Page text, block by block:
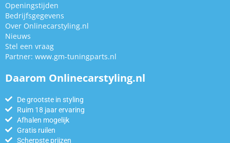
Openingstijden
Bedrijfsgegevens
Over Onlinecarstyling.nl
Nieuws
Stel een vraag
Partner: www.gm-tuningparts.nl
Daarom Onlinecarstyling.nl
De grootste in styling
Ruim 18 jaar ervaring
Afhalen mogelijk
Gratis ruilen
Scherpste prijzen